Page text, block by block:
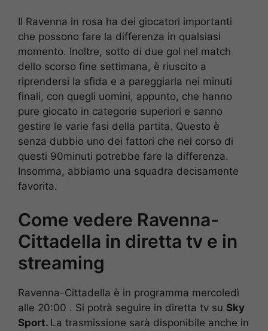
Il Ravenna in rosa ha dei giocatori importanti
che possono fare la differenza in qualsiasi
momento. Inoltre, sotto di due gol nel match
dello scorso fine settimana, è riuscito a
riprendersi la sfida e a pareggiarla nei minuti
finali, con quegli uomini, appunto, che hanno
pure giocato in categorie superiori e sanno
gestire le varie fasi della partita. Questo è
senza dubbio uno dei fattori che nel corso di
questi 90minuti potrebbe fare la differenza.
Insomma, abbiamo una squadra decisamente
favorita.
Come vedere Ravenna-
Cittadella in diretta tv e in
streaming
Ravenna-Cittadella è in programma mercoledì
alle 20:00 . Si potrà seguire in diretta tv su Sky
Sport. La trasmissione sarà disponibile anche in